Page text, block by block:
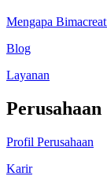
Mengapa
Blog
Layanan
Perusahaan
Profil Perusahaan
Karir